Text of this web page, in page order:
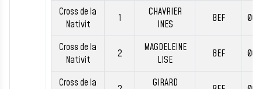
Cross de la
Nativit
1
CHAVRIER
INES
BEF
Cross de la
Nativit
2
MAGDELEINE
LISE
BEF
Cross de la
GIRARD